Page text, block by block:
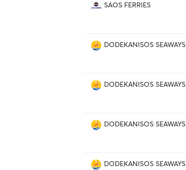
SAOS FERRIES
DODEKANISOS SEAWAYS
DODEKANISOS SEAWAYS
DODEKANISOS SEAWAYS
DODEKANISOS SEAWAYS